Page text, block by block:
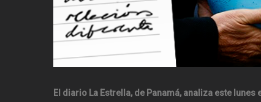
El diario La Estrella, de Panamá, analiza este